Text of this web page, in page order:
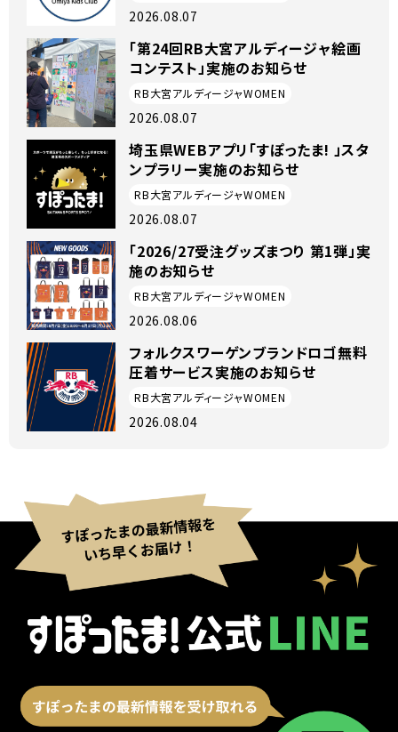
2026.08.07
「第24回RB大宮アルディージャ絵画
コンテスト」実施のお知らせ
RB大宮アルディージャWOMEN
2026.08.07
埼玉県WEBアプリ「すぽったま! 」スタ
ンプラリー実施のお知らせ
RB大宮アルディージャWOMEN
2026.08.07
「2026/27受注グッズまつり 第1弾」実
施のお知らせ
RB大宮アルディージャWOMEN
2026.08.06
フォルクスワーゲンブランドロゴ無料
圧着サービス実施のお知らせ
RB大宮アルディージャWOMEN
2026.08.04